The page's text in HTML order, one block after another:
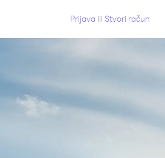
Prijava ili Stvori račun